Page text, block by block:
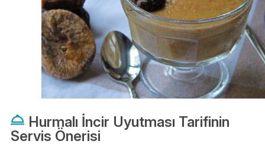
Hurmalı İncir Uyutması Tarifinin
Servis Önerisi